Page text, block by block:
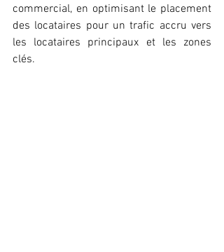
commercial, en optimisant le placement
des locataires pour un trafic accru vers
les locataires principaux et les zones
clés.